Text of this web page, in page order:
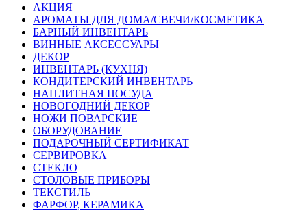
АКЦИЯ
АРОМАТЫ ДЛЯ ДОМА/СВЕЧИ/КОСМЕТИКА
БАРНЫЙ ИНВЕНТАРЬ
ВИННЫЕ АКСЕССУАРЫ
ДЕКОР
ИНВЕНТАРЬ (КУХНЯ)
КОНДИТЕРСКИЙ ИНВЕНТАРЬ
НАПЛИТНАЯ ПОСУДА
НОВОГОДНИЙ ДЕКОР
НОЖИ ПОВАРСКИЕ
ОБОРУДОВАНИЕ
ПОДАРОЧНЫЙ СЕРТИФИКАТ
СЕРВИРОВКА
СТЕКЛО
СТОЛОВЫЕ ПРИБОРЫ
ТЕКСТИЛЬ
ФАРФОР, КЕРАМИКА